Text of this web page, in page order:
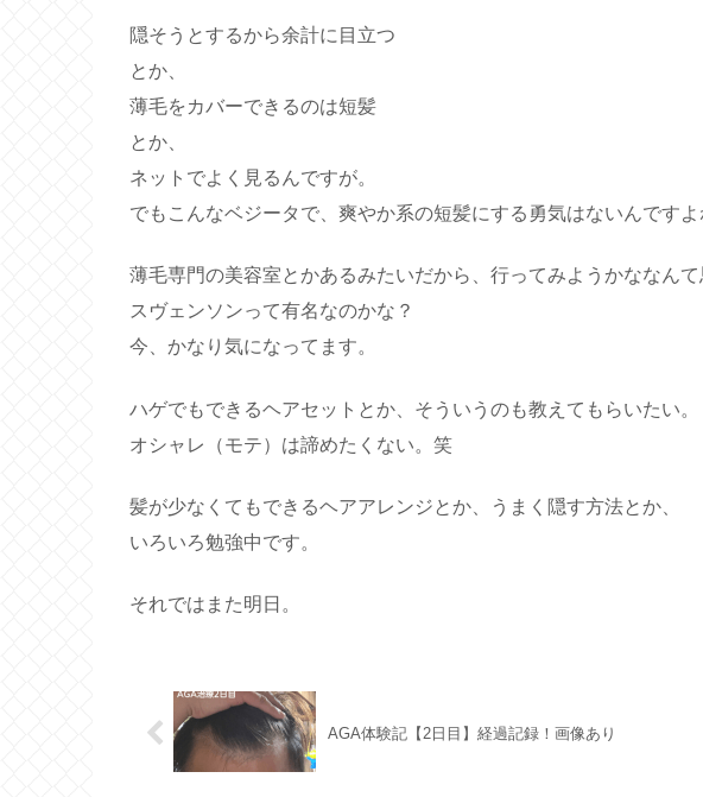
隠そうとするから余計に目立つ
とか、
薄毛をカバーできるのは短髪
とか、
ネットでよく見るんですが。
でもこんなベジータで、爽やか系の短髪にする勇気はないんですよ
薄毛専門の美容室とかあるみたいだから、行ってみようかななんて
スヴェンソンって有名なのかな？
今、かなり気になってます。
ハゲでもできるヘアセットとか、そういうのも教えてもらいたい。
オシャレ（モテ）は諦めたくない。笑
髪が少なくてもできるヘアアレンジとか、うまく隠す方法とか、
いろいろ勉強中です。
それではまた明日。
AGA体験記【2日目】経過記録！画像あり